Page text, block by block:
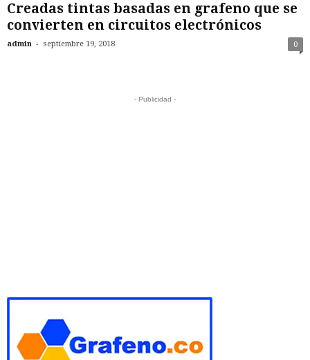
Creadas tintas basadas en grafeno que se
convierten en circuitos electrónicos
admin - septiembre 19, 2018 0
- Publicidad -